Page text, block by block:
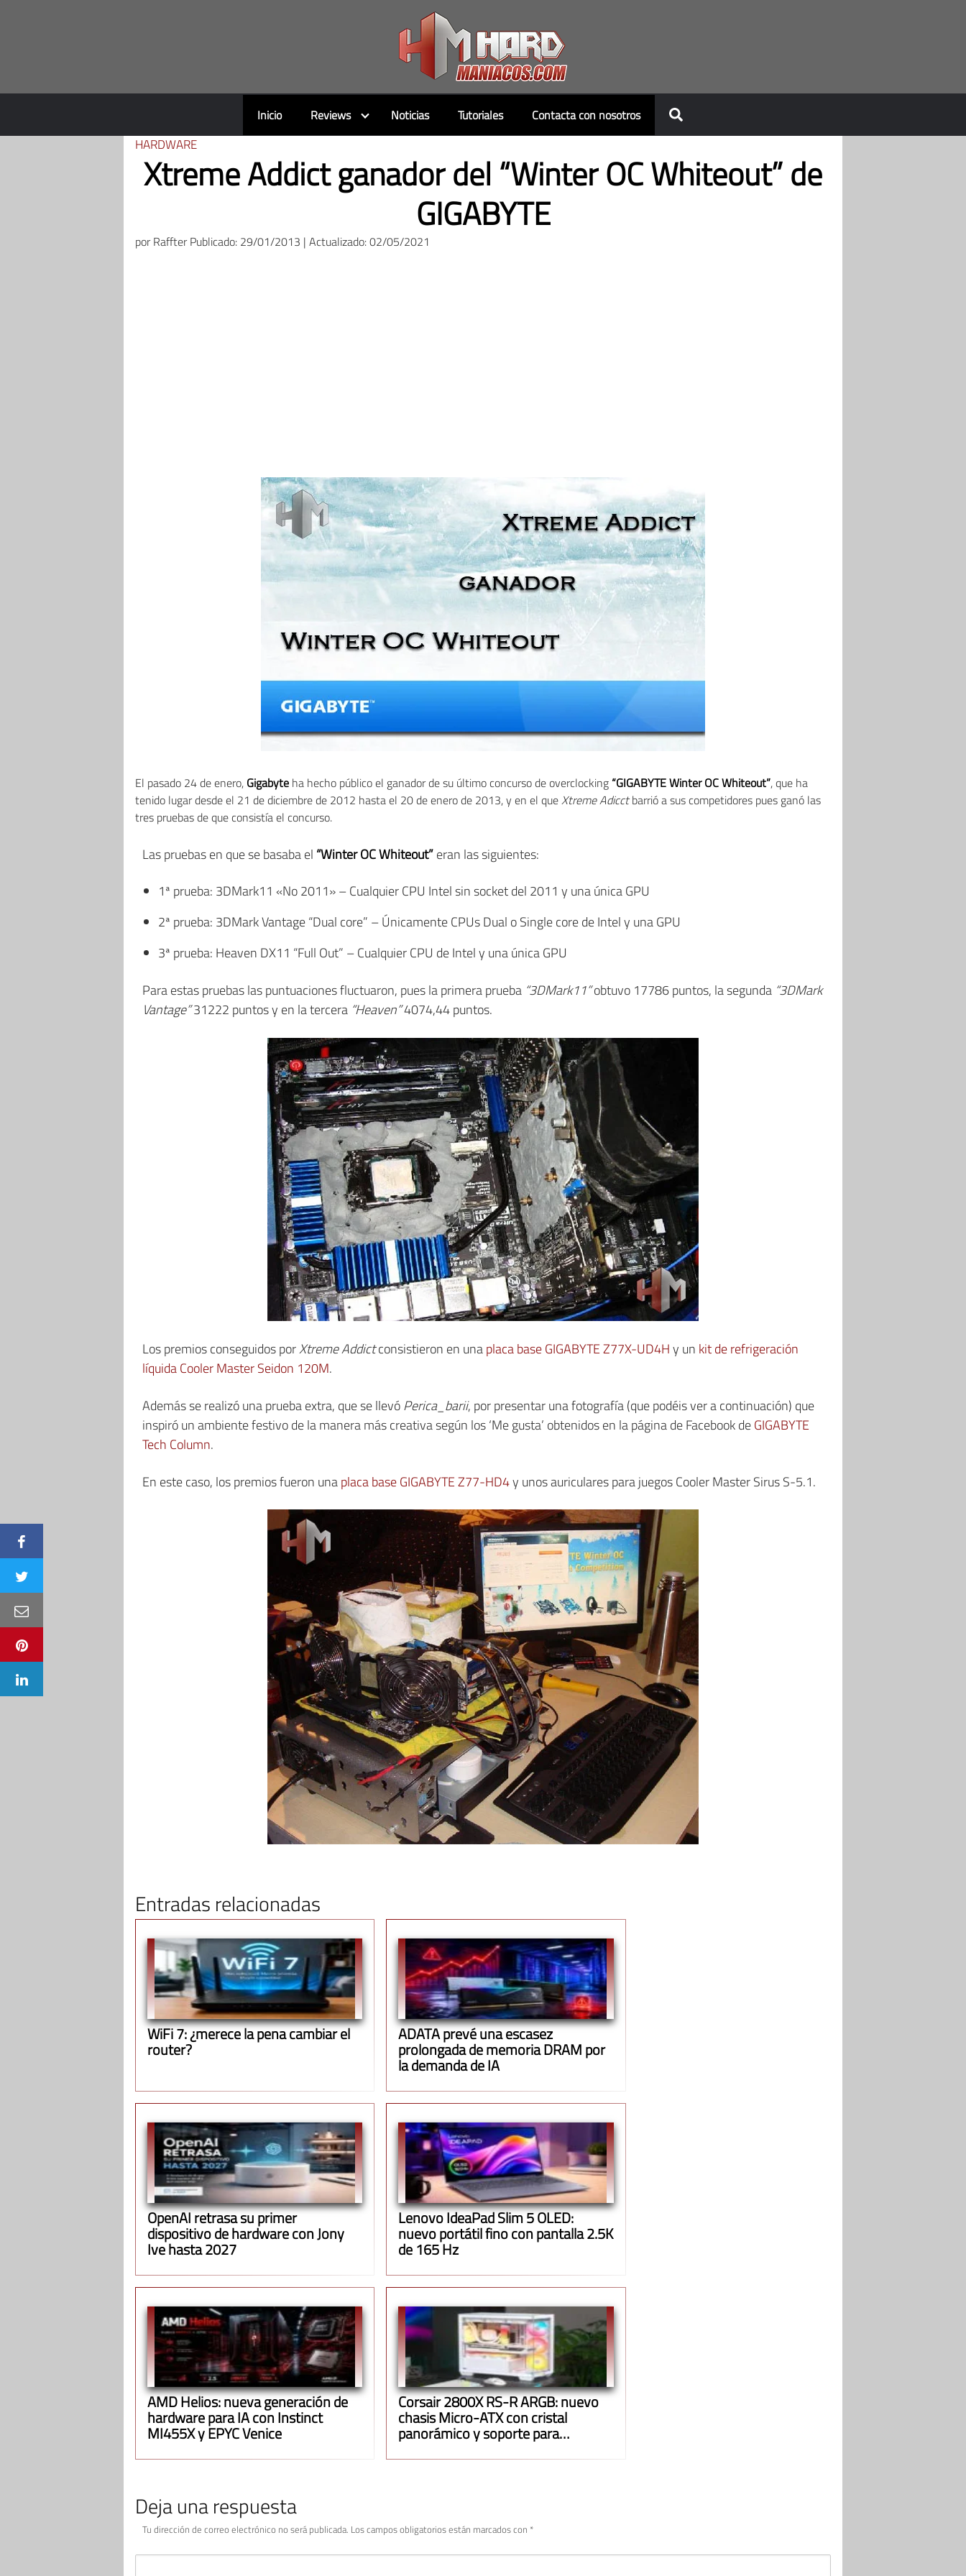
Inicio Reviews Noticias Tutoriales Contacta con nosotros
HARDWARE
Xtreme Addict ganador del “Winter OC Whiteout” de
GIGABYTE
porRaffter Publicado: 29/01/2013 | Actualizado: 02/05/2021
El pasado 24 de enero, Gigabyte ha hecho público el ganador de su último concurso de overclocking“GIGABYTE Winter OC Whiteout”, que ha
tenido lugar desde el 21 de diciembre de 2012 hasta el 20 de enero de 2013, y en el queXtreme Adicctbarrió a sus competidores pues ganó las
tres pruebas de que consistía el concurso.
Las pruebas en que se basaba el “Winter OC Whiteout”eran las siguientes:
1ª prueba: 3DMark11 «No 2011» – Cualquier CPU Intel sin socket del 2011 y una única GPU
2ª prueba: 3DMark Vantage “Dual core” – Únicamente CPUs Dual o Single core de Intel y una GPU
3ª prueba: Heaven DX11 “Full Out” – Cualquier CPU de Intel y una única GPU
Para estas pruebas las puntuaciones fluctuaron, pues la primera prueba “3DMark11”obtuvo 17786 puntos, la segunda “3DMark
Vantage”31222 puntos y en la tercera “Heaven”4074,44 puntos.
Los premios conseguidos porXtreme Addictconsistieron en unaplaca base GIGABYTE Z77X-UD4Hy un kit de refrigeración
líquida Cooler Master Seidon 120M.
Además se realizó una prueba extra, que se llevóPerica_barii, por presentar una fotografía (que podéis ver a continuación) que
inspiró un ambiente festivo de la manera más creativa según los ‘Me gusta’ obtenidos en la página de Facebook deGIGABYTE
Tech Column.
En este caso, los premios fueron unaplaca base GIGABYTE Z77-HD4y unos auriculares para juegos Cooler Master Sirus S-5.1.
Entradas relacionadas
WiFi 7: ¿merece la pena cambiar el
router?
ADATA prevé una escasez
prolongada de memoria DRAM por
la demanda de IA
OpenAI retrasa su primer
dispositivo de hardware con Jony
Ive hasta 2027
Lenovo IdeaPad Slim 5 OLED:
nuevo portátil fino con pantalla 2.5K
de 165 Hz
AMD Helios: nueva generación de
hardware para IA con Instinct
MI455X y EPYC Venice
Corsair 2800X RS-R ARGB: nuevo
chasis Micro-ATX con cristal
panorámico y soporte para
Deja una respuesta
Tu dirección de correo electrónico no será publicada. Los campos obligatorios están marcados con *